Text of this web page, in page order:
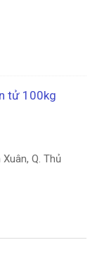
tử 100kg
Q. Thủ